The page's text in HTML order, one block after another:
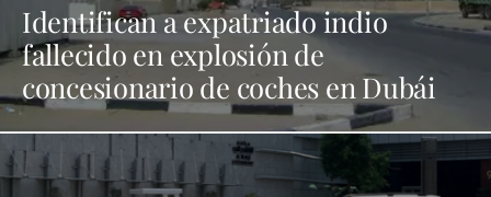
Identifican a expatriado indio
fallecido en explosión de
concesionario de coches en Dubái